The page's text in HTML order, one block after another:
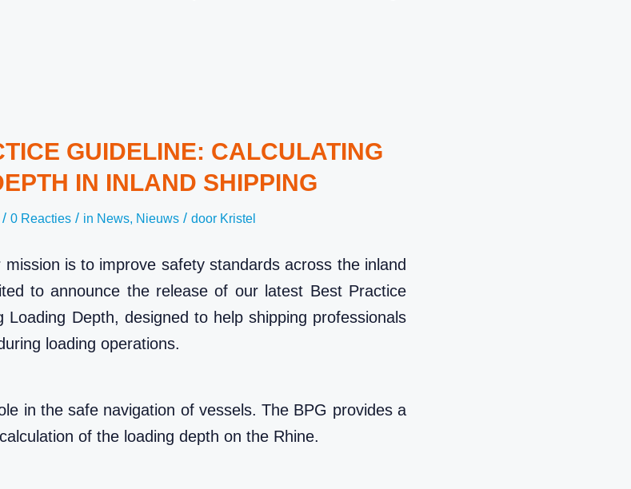
GUIDELINE: CALCULATING
IN INLAND SHIPPING
/ 0 Reacties / in News, Nieuws / door Kristel
is to improve safety standards across the inland
to announce the release of our latest Best Practice
Loading Depth, designed to help shipping professionals
loading operations.
in the safe navigation of vessels. The BPG provides a
of the loading depth on the Rhine.